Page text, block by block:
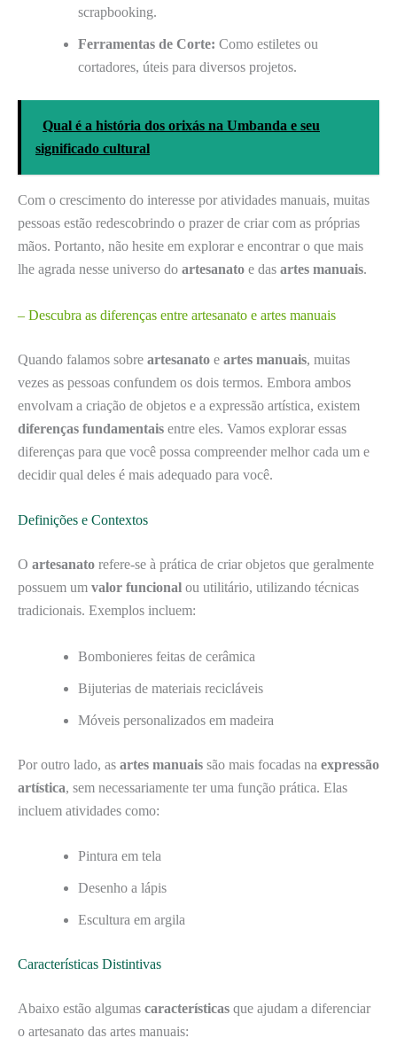
scrapbooking.
Ferramentas de Corte: Como estiletes ou
cortadores, úteis para diversos projetos.
Qual é a história dos orixás na Umbanda e seu
significado cultural
Com o crescimento do interesse por atividades manuais, muitas
pessoas estão redescobrindo o prazer de criar com as próprias
mãos. Portanto, não hesite em explorar e encontrar o que mais
lhe agrada nesse universo do artesanato e das artes manuais.
– Descubra as diferenças entre artesanato e artes manuais
Quando falamos sobre artesanato e artes manuais, muitas
vezes as pessoas confundem os dois termos. Embora ambos
envolvam a criação de objetos e a expressão artística, existem
diferenças fundamentais entre eles. Vamos explorar essas
diferenças para que você possa compreender melhor cada um e
decidir qual deles é mais adequado para você.
Definições e Contextos
O artesanato refere-se à prática de criar objetos que geralmente
possuem um valor funcional ou utilitário, utilizando técnicas
tradicionais. Exemplos incluem:
Bombonieres feitas de cerâmica
Bijuterias de materiais recicláveis
Móveis personalizados em madeira
Por outro lado, as artes manuais são mais focadas na expressão
artística, sem necessariamente ter uma função prática. Elas
incluem atividades como:
Pintura em tela
Desenho a lápis
Escultura em argila
Características Distintivas
Abaixo estão algumas características que ajudam a diferenciar
o artesanato das artes manuais: